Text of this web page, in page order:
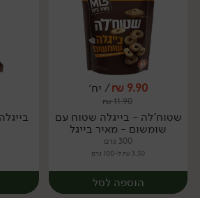
יח׳
9.90
₪/ יח׳
11.90
₪
שטוח'לה - בייגלה שטוח עם
שומשום - מאיר בייגל
300 גרם
3.30 ₪ ל-100 גרם
הוספה לסל